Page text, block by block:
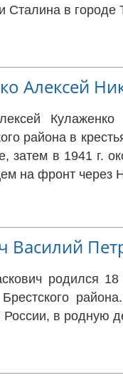
Сталина в городе
Алексей
района в
затем в 1941 г.
на фронт через
Василий
родился
России, в родную